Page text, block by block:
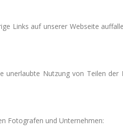
Links auf unserer Webseite
unerlaubte Nutzung von Teilen der
Fotografen und Unternehmen: